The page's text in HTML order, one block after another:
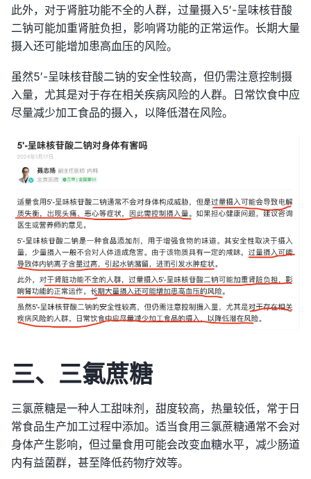
此外，对于肾脏功能不全的人群，过量摄入5′-呈味核苷酸
二钠可能加重肾脏负担，影响肾功能的正常运作。长期大量
摄入还可能增加患高血压的风险。
虽然5′-呈味核苷酸二钠的安全性较高，但仍需注意控制摄
入量，尤其是对于存在相关疾病风险的人群。日常饮食中应
尽量减少加工食品的摄入，以降低潜在风险。
三、三氯蔗糖
三氯蔗糖是一种人工甜味剂，甜度较高，热量较低，常于日
常食品生产加工过程中添加。适当食用三氯蔗糖通常不会对
身体产生影响，但过量食用可能会改变血糖水平，减少肠道
内有益菌群，甚至降低药物疗效等。